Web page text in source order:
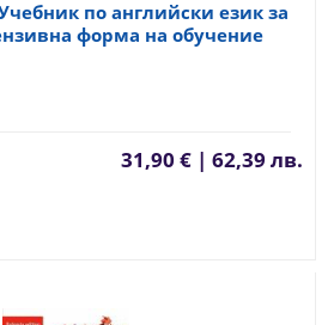
по английски език за
форма на обучение
31,90 € | 62,39 лв.